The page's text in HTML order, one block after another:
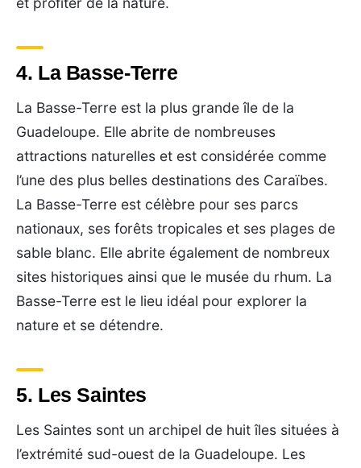
4. La Basse-Terre
La Basse-Terre est la plus grande île de la
Guadeloupe. Elle abrite de nombreuses
attractions naturelles et est considérée comme
l’une des plus belles destinations des Caraïbes.
La Basse-Terre est célèbre pour ses parcs
nationaux, ses forêts tropicales et ses plages de
sable blanc. Elle abrite également de nombreux
sites historiques ainsi que le musée du rhum. La
Basse-Terre est le lieu idéal pour explorer la
nature et se détendre.
5. Les Saintes
Les Saintes sont un archipel de huit îles situées à
l’extrémité sud-ouest de la Guadeloupe. Les